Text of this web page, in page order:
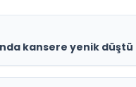
kansere yenik düştü